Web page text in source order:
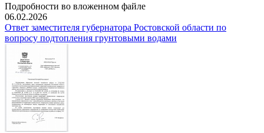
Подробности во вложенном файле
06.02.2026
Ответ заместителя губернатора Ростовской области по
вопросу подтопления грунтовыми водами